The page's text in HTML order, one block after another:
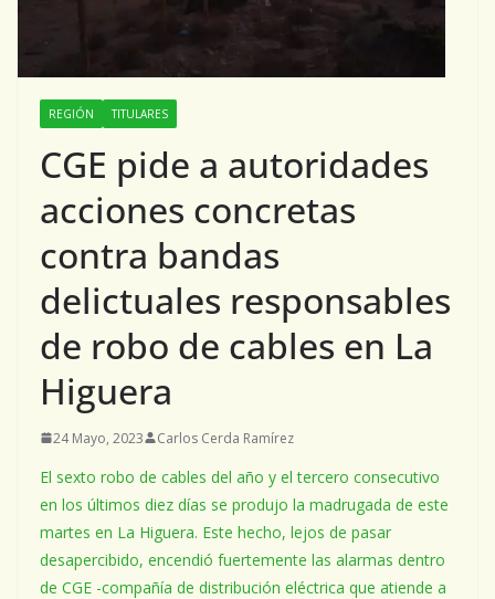
REGIÓN TITULARES
CGE pide a autoridades
acciones concretas
contra bandas
delictuales responsables
de robo de cables en La
Higuera
24 Mayo, 2023 Carlos Cerda Ramírez
El sexto robo de cables del año y el tercero consecutivo
en los últimos diez días se produjo la madrugada de este
martes en La Higuera. Este hecho, lejos de pasar
desapercibido, encendió fuertemente las alarmas dentro
de CGE -compañía de distribución eléctrica que atiende a